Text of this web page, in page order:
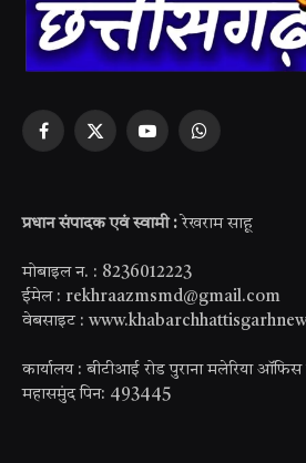
Facebook
X
YouTubeWhatsApp
प्रधान संपादक एवं स्वामी : रेखराम साहू
मोबाइल न. : 8236012223
ईमेल : rekhraazmsmd@gmail.com
वेबसाइट :
कार्यालय : बीटीआई रोड पुराना मलेरिया
महासमुंद पिन: 493445